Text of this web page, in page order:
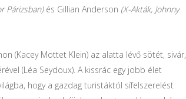
Párizsban)és Gillian Anderson (X-Akták, Johnny
(Kacey Mottet Klein) az alatta lévő sötét, sivár,
(Léa Seydoux). A kissrác egy jobb élet
hogy a gazdag turistáktól sífelszerelést